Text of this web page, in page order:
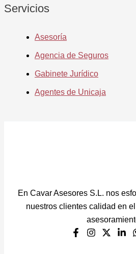
Servicios
Asesoría
Agencia de Seguros
Gabinete Jurídico
Agentes de Unicaja
En Cavar Asesores S.L. nos
nuestros clientes calidad en